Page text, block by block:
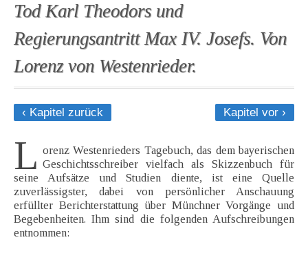
Tod Karl Theodors und
Regierungsantritt Max IV. Josefs. Von
Lorenz von Westenrieder.
‹ Kapitel zurück Kapitel vor ›
L orenz Westenrieders Tagebuch, das dem bayerischen
Geschichtsschreiber vielfach als Skizzenbuch für
seine Aufsätze und Studien diente, ist eine Quelle
zuverlässigster, dabei von persönlicher Anschauung
erfüllter Berichterstattung über Münchner Vorgänge und
Begebenheiten. Ihm sind die folgenden Aufschreibungen
entnommen: